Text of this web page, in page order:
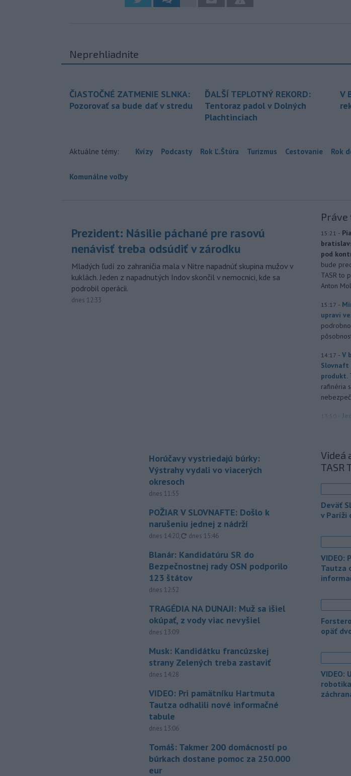
Neprehliadnite
ČIASTOČNÉ ZATMENIE SLNKA:
Pozorovať sa bude dať v stredu
ĎALŠÍ TEPLOTNÝ REKORD:
Tentoraz padol v Dolných
Plachtinciach
V
Aktuálne témy: Kvízy Podcasty Rok Ľ.Štúra Turizmus Cestovanie Rok
Komunálne voľby
Prezident: Násilie páchané pre rasovú
nenávisť treba odsúdiť v zárodku
Mladých ľudí zo zahraničia mala v Nitre napadnúť skupina mužov v
kuklách. Jeden z napadnutých Indov skončil v nemocnici, kde sa
podrobil operácii.
dnes 12:33
Horúčavy vystriedajú búrky:
Výstrahy vydali vo viacerých
okresoch
dnes 11:55
POŽIAR V SLOVNAFTE: Došlo k
narušeniu jednej z nádrží
dnes 14:20, aktualizované
dnes 15:46
Blanár: Kandidatúru SR do
Bezpečnostnej rady OSN podporilo
123 štátov
dnes 12:52
TRAGÉDIA NA DUNAJI: Muž sa išiel
okúpať, z vody viac nevyšiel
dnes 13:09
Musk: Kandidátku francúzskej
strany Zelených treba zastaviť
dnes 14:28
VIDEO: Pri pamätníku Hartmuta
Tautza odhalili nové informačné
tabule
dnes 13:06
Tomáš: Takmer 200 domácností po
búrkach dostane pomoc za 250.000
eur
Práve
15:21 -
pod
bude
TASR to
Anton
15:17 -
upraví
14:17 - V
Slovnaft
produkt.
rafinéria
13:50
chrániče
prestávky.
členstvo
vyjadrilo
štátov
12:31 -
nenávisť
Na
SR Peter
augusta
vyvolali
Videá
TASR
Deväť
v Paríži
VIDEO:
Tautza
opäť
VIDEO: